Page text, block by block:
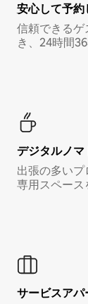
安心して予約
信頼できる
き、24時間
デジタルノ
出張の多い
専用スペース
サービスアパ